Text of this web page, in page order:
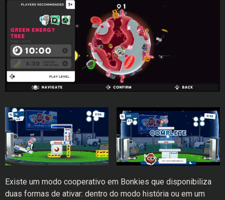
Existe um modo cooperativo em Bonkies que disponibiliza
duas formas de ativar: dentro do modo história ou em um